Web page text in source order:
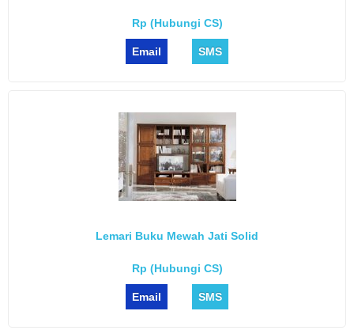
Rp (Hubungi CS)
Email SMS
Lemari Buku Mewah Jati Solid
Rp (Hubungi CS)
Email SMS